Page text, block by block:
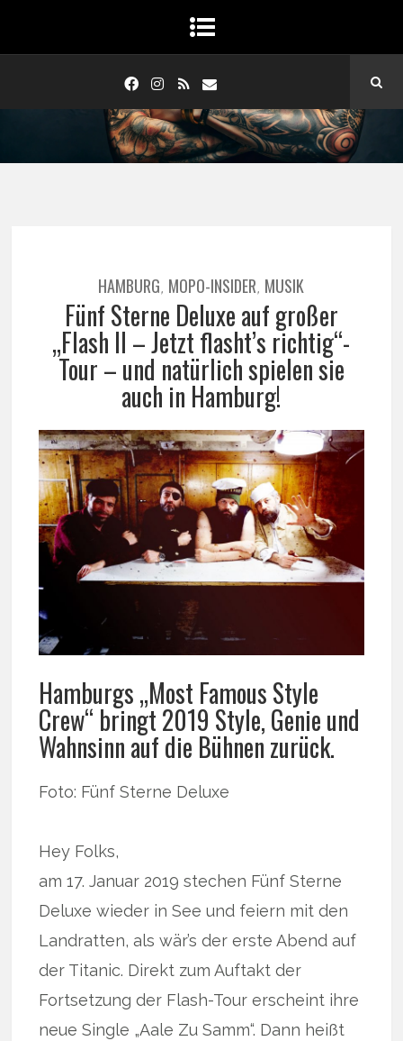
HAMBURG, MOPO-INSIDER, MUSIK
Fünf Sterne Deluxe auf großer
„Flash II – Jetzt flasht’s richtig“-
Tour – und natürlich spielen sie
auch in Hamburg!
Hamburgs „Most Famous Style
Crew“ bringt 2019 Style, Genie und
Wahnsinn auf die Bühnen zurück.
Foto: Fünf Sterne Deluxe
Hey Folks,
am 17. Januar 2019 stechen Fünf Sterne
Deluxe wieder in See und feiern mit den
Landratten, als wär’s der erste Abend auf
der Titanic. Direkt zum Auftakt der
Fortsetzung der Flash-Tour erscheint ihre
neue Single „Aale Zu Samm“. Dann heißt